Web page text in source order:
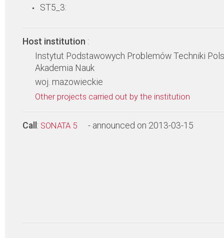
ST5_3:
Host institution :
Instytut Podstawowych Problemów Techniki
Akademia Nauk
woj. mazowieckie
Other projects carried out by the institution
Call : SONATA 5 - announced on 2013-03-15